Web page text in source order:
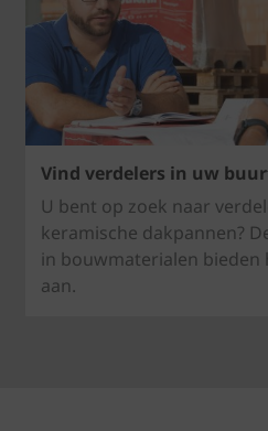
Vind verdelers in uw
U bent op zoek naar
keramische dakpannen?
in bouwmaterialen bieden
aan.